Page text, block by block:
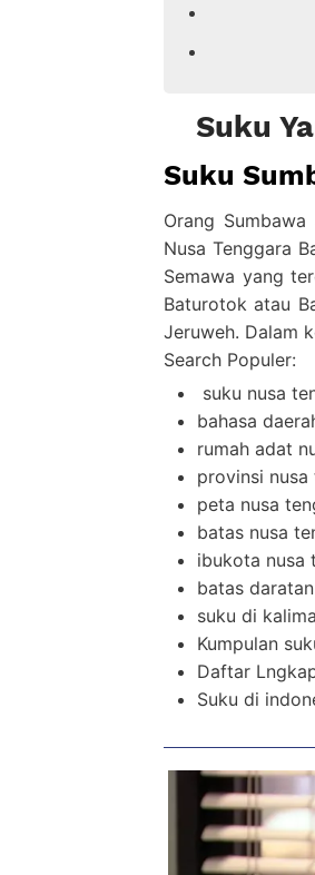
Suku
Suku
Orang
Nusa Tenggara
Semawa yang
Baturotok atau
Jeruweh. Dalam
Search Populer:
suku nusa
bahasa
rumah adat
provinsi
peta nusa
batas nusa
ibukota nusa
batas
suku di
Kumpulan
Daftar
Suku di